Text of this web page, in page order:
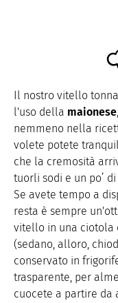
Il nostro vitello
l'uso della maionese
nemmeno nella
volete potete
che la cremosità
tuorli sodi e un po’
Se avete tempo a
resta è sempre
vitello in una ciotola
(sedano, alloro,
conservato in
trasparente, per
cuocete a partire da